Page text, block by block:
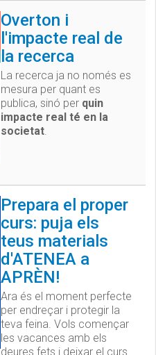
Overton i
l'impacte real de
la recerca
La recerca ja no només es
mesura per quant es
publica, sinó per quin
impacte real té en la
societat
Prepara el proper
curs: puja els
teus materials
d'ATENEA a
APRÈN!
Ara és el moment perfecte
per endreçar i protegir la
teva feina. Vols començar
les vacances amb els
deures fets i deixar el curs